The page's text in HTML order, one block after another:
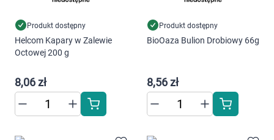
Produkt dostępny
Helcom Kapary w Zalewie
Octowej 200 g
8,06 zł
Produkt dostępny
BioOaza Bulion Drobiowy 66g
8,56 zł